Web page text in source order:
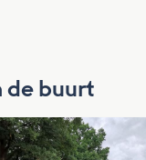
de buurt